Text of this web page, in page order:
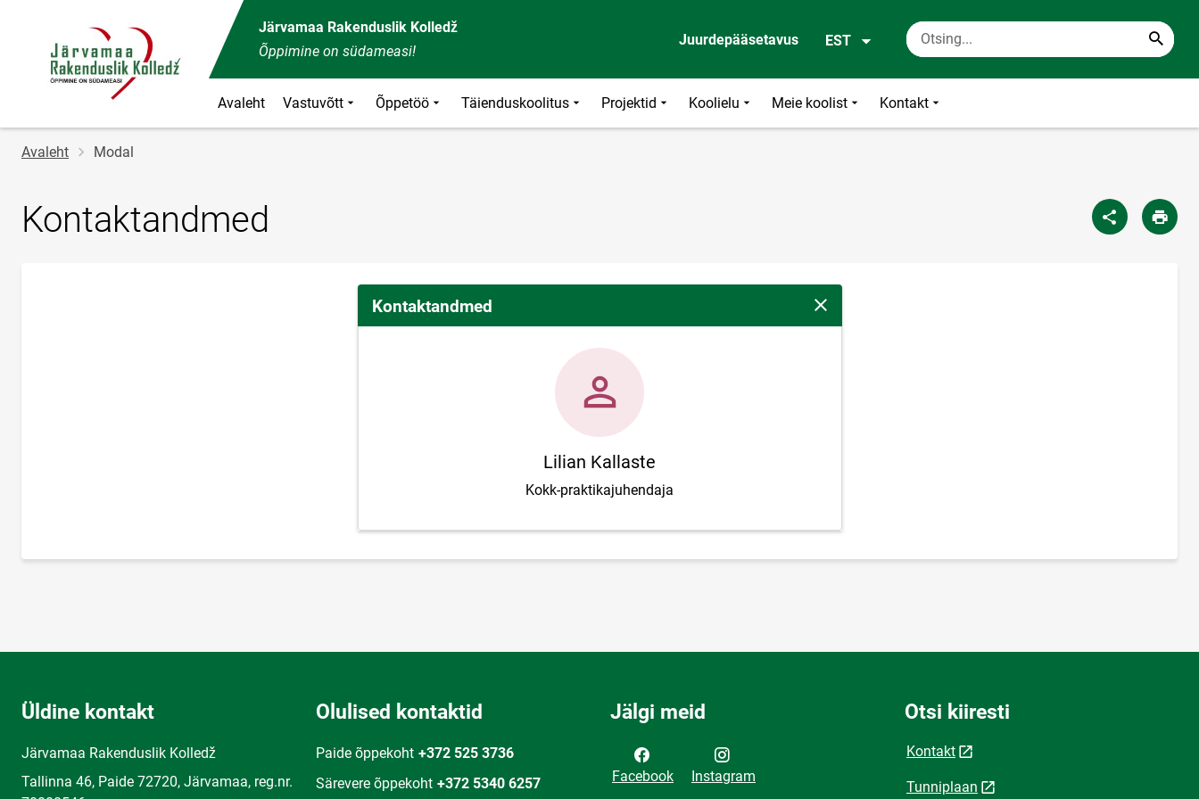
Järvamaa Rakenduslik Kolledž
Õppimine on südameasi!
Juurdepääsetavus EST
Avaleht Vastuvõtt Õppetöö Täienduskoolitus Projektid Koolielu Meie koolist Kontakt
Jälglink
Avaleht Modal
Kontaktandmed
Kontaktandmed Sulge modaalaken
Lilian Kallaste
Kokk-praktikajuhendaja
Üldine kontakt
Järvamaa Rakenduslik Kolledž
Tallinna 46, Paide 72720, Järvamaa, reg.nr.
Olulised kontaktid
Paide õppekoht +372 525 3736
Särevere õppekoht +372 5340 6257
Jälgi meid
Facebook Instagram
Otsi kiiresti
Kontakt
Tunniplaan